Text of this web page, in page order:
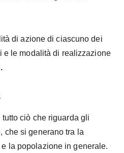
di azione di ciascuno dei
e le modalità di realizzazione
ciò che riguarda gli
che si generano tra la
la popolazione in generale.